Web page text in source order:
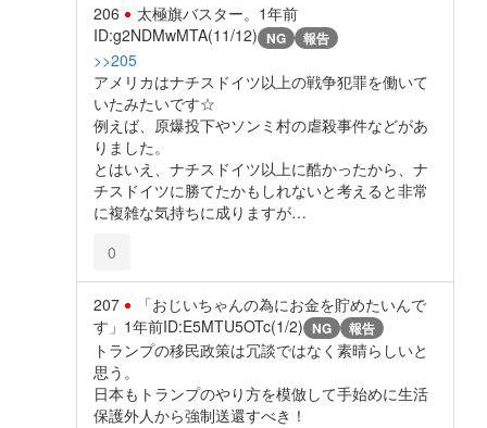
206 太極旗バスター。 1年前
ID:g2NDMwMTA(11/12) NG 報告
>>205
アメリカはナチスドイツ以上の戦争犯罪を働いて
いたみたいです☆
例えば、原爆投下やソンミ村の虐殺事件などがあ
りました。
とはいえ、ナチスドイツ以上に酷かったから、ナ
チスドイツに勝てたかもしれないと考えると非常
に複雑な気持ちに成りますが…
0
207
「おじいちゃんの為にお金を貯めたいんで
す」 1年前ID:E5MTU5OTc(1/2) NG 報告
トランプの移民政策は冗談ではなく素晴らしいと
思う。
日本もトランプのやり方を模倣して手始めに生活
保護外人から強制送還すべき！